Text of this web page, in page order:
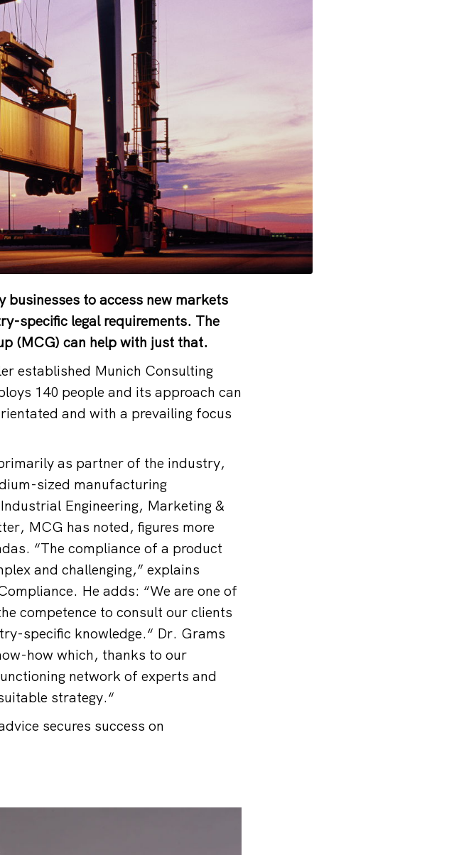
businesses to access new markets
specific legal requirements. The
(MCG) can help with just that.
established Munich Consulting
140 people and its approach can
and with a prevailing focus
as partner of the industry,
sized manufacturing
Engineering, Marketing &
MCG has noted, figures more
“The compliance of a product
and challenging,” explains
He adds: “We are one of
competence to consult our clients
specific knowledge.“ Dr. Grams
how which, thanks to our
network of experts and
strategy.“
secures success on